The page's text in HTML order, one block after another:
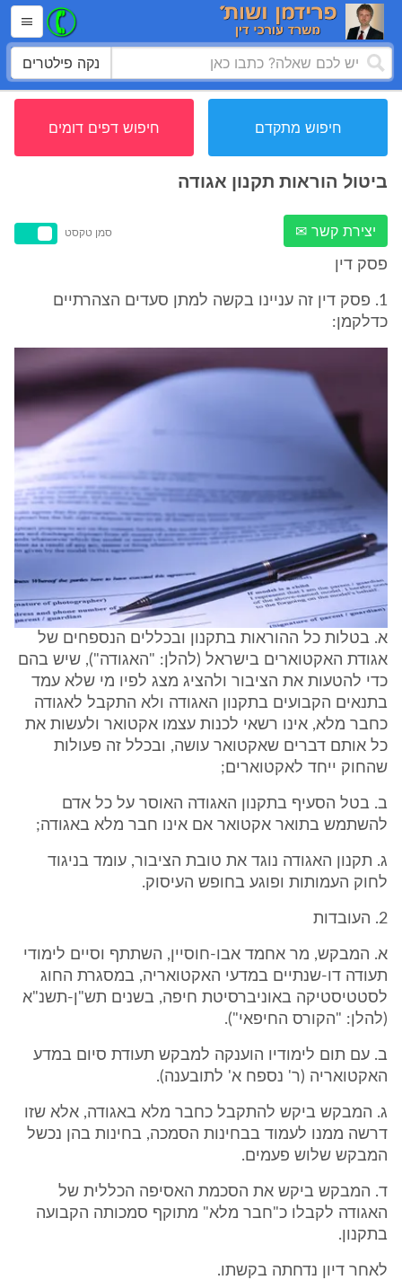
נקה פילטרים
חיפוש מתקדם חיפוש דפים דומים
ביטול הוראות תקנון אגודה
יצירת קשר ✉ סמן טקסט
פסק דין
1. פסק דין זה עניינו בקשה למתן סעדים הצהרתיים
כדלקמן:
א. בטלות כל ההוראות בתקנון ובכללים הנספחים של
אגודת האקטוארים בישראל (להלן: "האגודה"), שיש בהם
כדי להטעות את הציבור ולהציג מצג לפיו מי שלא עמד
בתנאים הקבועים בתקנון האגודה ולא התקבל לאגודה
כחבר מלא, אינו רשאי לכנות עצמו אקטואר ולעשות את
כל אותם דברים שאקטואר עושה, ובכלל זה פעולות
שהחוק ייחד לאקטוארים;
ב. בטל הסעיף בתקנון האגודה האוסר על כל אדם
להשתמש בתואר אקטואר אם אינו חבר מלא באגודה;
ג. תקנון האגודה נוגד את טובת הציבור, עומד בניגוד
לחוק העמותות ופוגע בחופש העיסוק.
2. העובדות
א. המבקש, מר אחמד אבו-חוסיין, השתתף וסיים לימודי
תעודה דו-שנתיים במדעי האקטואריה, במסגרת החוג
לסטטיסטיקה באוניברסיטת חיפה, בשנים תש"ן-תשנ"א
(להלן: "הקורס החיפאי").
ב. עם תום לימודיו הוענקה למבקש תעודת סיום במדע
האקטואריה (ר' נספח א' לתובענה).
ג. המבקש ביקש להתקבל כחבר מלא באגודה, אלא שזו
דרשה ממנו לעמוד בבחינות הסמכה, בחינות בהן נכשל
המבקש שלוש פעמים.
ד. המבקש ביקש את הסכמת האסיפה הכללית של
האגודה לקבלו כ"חבר מלא" מתוקף סמכותה הקבועה
בתקנון.
לאחר דיון נדחתה בקשתו.